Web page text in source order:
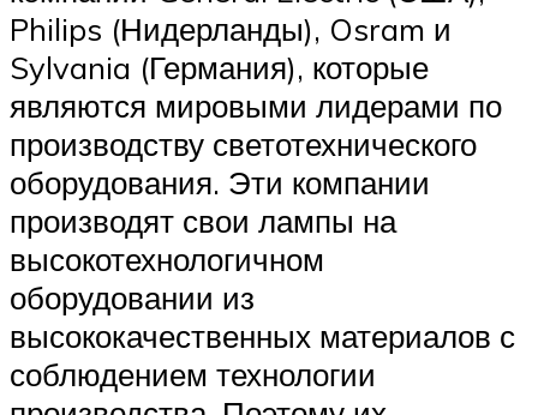
Philips (Нидерланды), Osram и
Sylvania (Германия), которые
являются мировыми лидерами по
производству светотехнического
оборудования. Эти компании
производят свои лампы на
высокотехнологичном
оборудовании из
высококачественных материалов с
соблюдением технологии